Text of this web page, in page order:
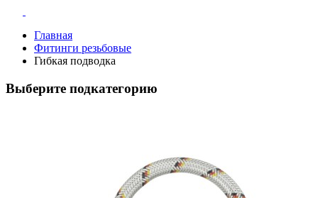
Главная
Фитинги резьбовые
Гибкая подводка
Выберите подкатегорию